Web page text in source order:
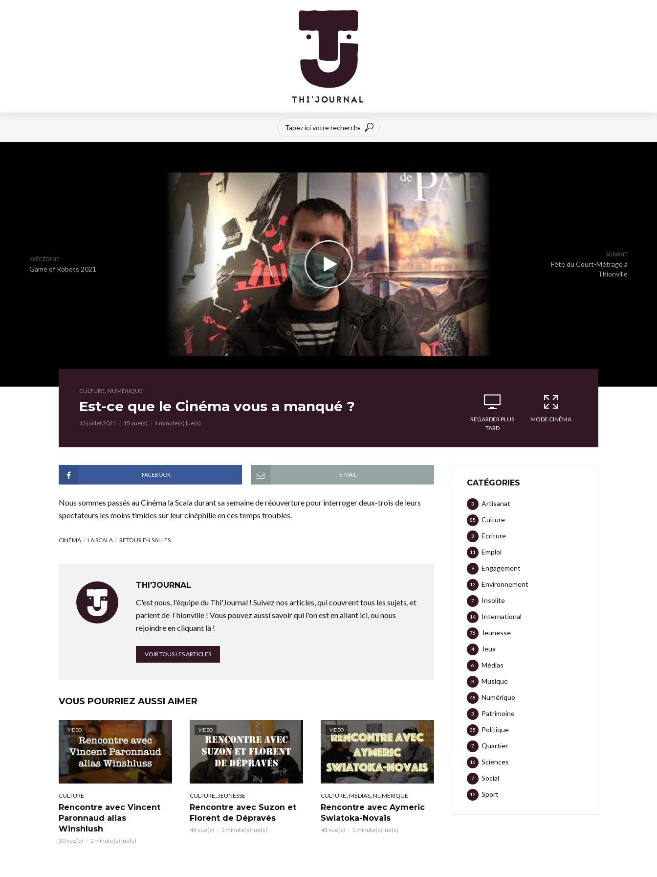
PRÉCÉDENT
Game of Robots 2021
SUIVANT
Fête du Court-Métrage à
Thionville
CULTURE, NUMÉRIQUE
Est-ce que le Cinéma vous a manqué ?
13 juillet 2021 15 vue(s) 1 minute(s) lue(s)
REGARDER PLUS
TARD
MODE CINÉMA
FACEBOOK E-MAIL
Nous sommes passés au Cinéma la Scala durant sa semaine de réouverture pour interroger deux-trois de leurs
spectateurs les moins timides sur leur cinéphilie en ces temps troubles.
CINÉMA LA SCALA RETOUR EN SALLES
THI'JOURNAL
C'est nous, l'équipe du Thi'Journal ! Suivez nos articles, qui couvrent tous les sujets, et
parlent de Thionville ! Vous pouvez aussi savoir qui l'on est en allant ici, ou nous
rejoindre en cliquant là !
VOIR TOUS LES ARTICLES
VOUS POURRIEZ AUSSI AIMER
VIDÉO
CULTURE
Rencontre avec Vincent
Paronnaud alias
Winshlush
30 vue(s) 1 minute(s) lue(s)
VIDÉO
CULTURE, JEUNESSE
Rencontre avec Suzon et
Florent de Dépravés
46 vue(s) 1 minute(s) lue(s)
VIDÉO
CULTURE, MÉDIAS, NUMÉRIQUE
Rencontre avec Aymeric
Swiatoka-Novais
48 vue(s) 1 minute(s) lue(s)
CATÉGORIES
Artisanat
3
Culture
85
Ecriture
3
Emploi
11
Engagement
9
Environnement
12
Insolite
7
International
14
Jeunesse
76
Jeux
4
Médias
6
Musique
3
Numérique
48
Patrimoine
3
Politique
35
Quartier
7
Sciences
16
Social
7
Sport
12